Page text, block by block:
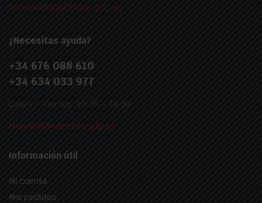
tienda@landirenzo-glp.es
¿Necesitas ayuda?
+34 676 088 610
+34 634 033 977
Lunes – Viernes: 09:30 – 18:30
tienda@landirenzo-glp.es
Información útil
Mi cuenta
Mis pedidos